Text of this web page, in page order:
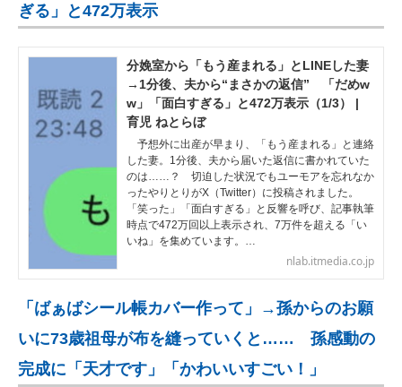
ぎる」と472万表示
分娩室から「もう産まれる」とLINEした妻
→1分後、夫から“まさかの返信” 「だめw
w」「面白すぎる」と472万表示（1/3） |
育児 ねとらぼ
予想外に出産が早まり、「もう産まれる」と連絡
した妻。1分後、夫から届いた返信に書かれていた
のは……？ 切迫した状況でもユーモアを忘れなか
ったやりとりがX（Twitter）に投稿されました。
「笑った」「面白すぎる」と反響を呼び、記事執筆
時点で472万回以上表示され、7万件を超える「い
いね」を集めています。…
nlab.itmedia.co.jp
「ばぁばシール帳カバー作って」→孫からのお願
いに73歳祖母が布を縫っていくと…… 孫感動の
完成に「天才です」「かわいいすごい！」